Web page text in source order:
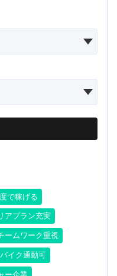
で稼げる
アプラン充実
ームワーク重視
バイク通勤可